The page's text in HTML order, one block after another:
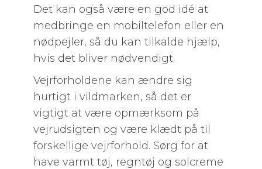
Det kan også være en god idé at
medbringe en mobiltelefon eller en
nødpejler, så du kan tilkalde hjælp,
hvis det bliver nødvendigt.
Vejrforholdene kan ændre sig
hurtigt i vildmarken, så det er
vigtigt at være opmærksom på
vejrudsigten og være klædt på til
forskellige vejrforhold. Sørg for at
have varmt tøj, regntøj og solcreme